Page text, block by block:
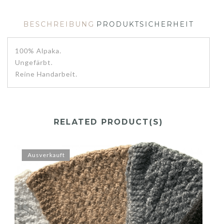
BESCHREIBUNG PRODUKTSICHERHEIT
100% Alpaka.
Ungefärbt.
Reine Handarbeit.
RELATED PRODUCT(S)
Ausverkauft